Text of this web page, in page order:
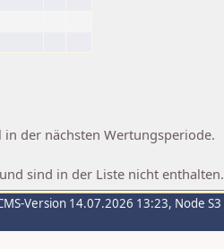
der nächsten Wertungsperiode.
sind in der Liste nicht enthalten.
Version 14.07.2026 13:23, Node S3